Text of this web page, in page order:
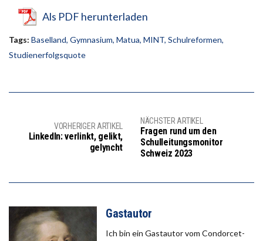
Als PDF herunterladen
Tags: Baselland, Gymnasium, Matua, MINT, Schulreformen,
Studienerfolgsquote
VORHERIGER ARTIKEL
LinkedIn: verlinkt, gelikt,
gelyncht
NÄCHSTER ARTIKEL
Fragen rund um den
Schulleitungsmonitor
Schweiz 2023
Gastautor
Ich bin ein Gastautor vom Condorcet-